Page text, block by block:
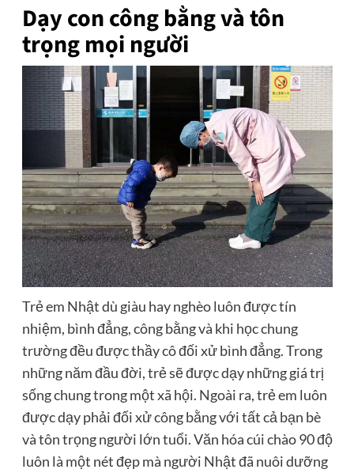
Dạy con công bằng và tôn
trọng mọi người
Trẻ em Nhật dù giàu hay nghèo luôn được tín
nhiệm, bình đẳng, công bằng và khi học chung
trường đều được thầy cô đối xử bình đẳng. Trong
những năm đầu đời, trẻ sẽ được dạy những giá trị
sống chung trong một xã hội. Ngoài ra, trẻ em luôn
được dạy phải đối xử công bằng với tất cả bạn bè
và tôn trọng người lớn tuổi. Văn hóa cúi chào 90 độ
luôn là một nét đẹp mà người Nhật đã nuôi dưỡng